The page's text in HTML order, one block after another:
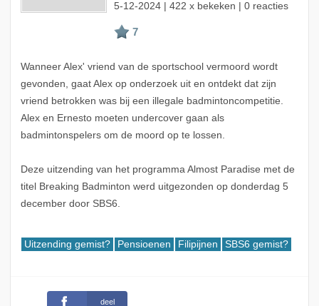
5-12-2024| 422 x bekeken | 0 reacties
Wanneer Alex' vriend van de sportschool vermoord wordt
gevonden, gaat Alex op onderzoek uit en ontdekt dat zijn
vriend betrokken was bij een illegale badmintoncompetitie.
Alex en Ernesto moeten undercover gaan als
badmintonspelers om de moord op te lossen.
Deze uitzending van het programma Almost Paradise met de
titel Breaking Badminton werd uitgezonden op donderdag 5
december door SBS6.
Uitzending gemist? Pensioenen Filipijnen SBS6 gemist?
deel